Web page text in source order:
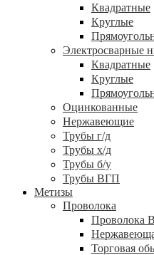
Квадратные
Круглые
Электросварные
Квадратные
Круглые
Оцинкованные
Нержавеющие
Трубы г/д
Трубы х/д
Трубы б/у
Трубы ВГП
Метизы
Проволока
Проволока
Торговая